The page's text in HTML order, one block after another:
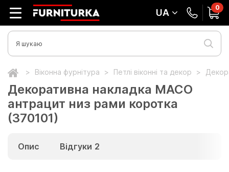
UA 0
Віконна фурнітура Петлі віконні та декор
Декоративна накладка MACO
антрацит низ рами коротка
(370101)
Опис Відгуки 2